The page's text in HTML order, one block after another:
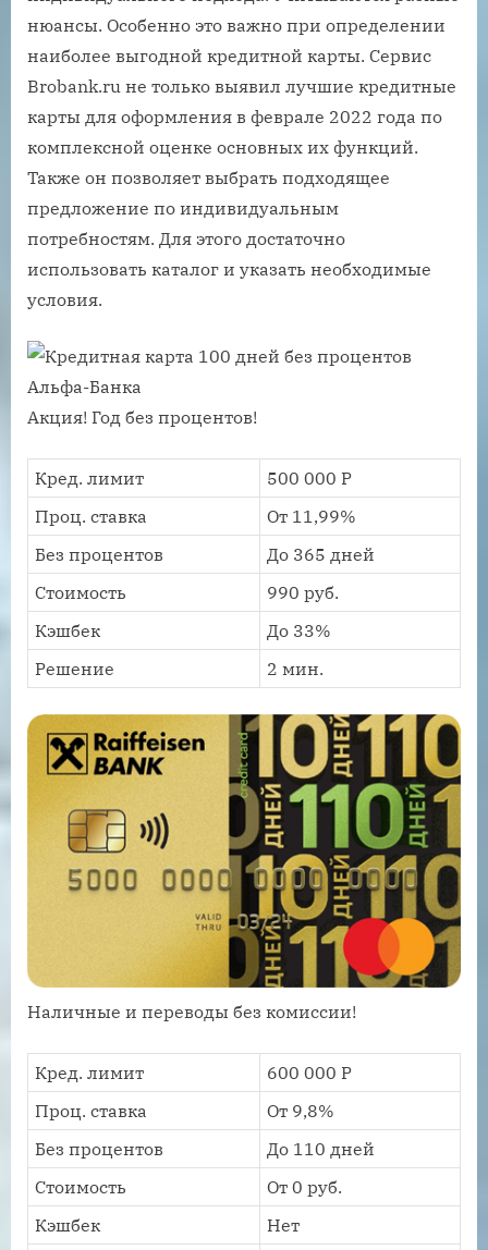
нюансы. Особенно это важно при определении
наиболее выгодной кредитной карты. Сервис
Brobank.ru не только выявил лучшие кредитные
карты для оформления в феврале 2022 года по
комплексной оценке основных их функций.
Также он позволяет выбрать подходящее
предложение по индивидуальным
потребностям. Для этого достаточно
использовать каталог и указать необходимые
условия.
Акция! Год без процентов!
Кред. лимит
500 000 Р
Проц. ставка
От 11,99%
Без процентов
До 365 дней
Стоимость
990 руб.
Кэшбек
До 33%
Решение
2 мин.
Наличные и переводы без комиссии!
Кред. лимит
600 000 Р
Проц. ставка
От 9,8%
Без процентов
До 110 дней
Стоимость
От 0 руб.
Кэшбек
Нет